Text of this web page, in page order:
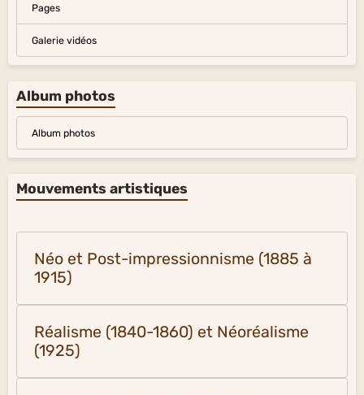
Pages
Galerie vidéos
Album photos
Album photos
Mouvements artistiques
Néo et Post-impressionnisme (1885 à
1915)
Réalisme (1840-1860) et Néoréalisme
(1925)